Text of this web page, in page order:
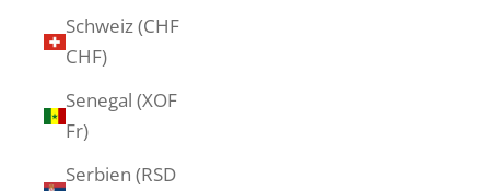
Schweiz (CHF
CHF)
Senegal (XOF
Fr)
Serbien (RSD